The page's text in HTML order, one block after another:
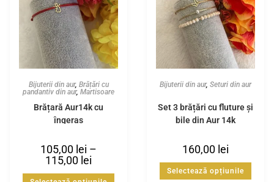
Bijuterii din aur, Brățări cu
pandantiv din aur, Martisoare
Brățară Aur14k cu
îngeraș
105,00 lei –
115,00 lei
Bijuterii din aur, Seturi din aur
Set 3 brățări cu fluture și
bile din Aur 14k
160,00 lei
Selectează opțiunile